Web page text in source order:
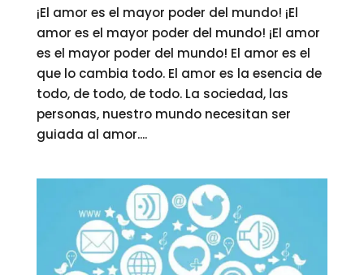
¡El amor es el mayor poder del mundo! ¡El
amor es el mayor poder del mundo! ¡El amor
es el mayor poder del mundo! El amor es el
que lo cambia todo. El amor es la esencia de
todo, de todo, de todo. La sociedad, las
personas, nuestro mundo necesitan ser
guiada al amor....